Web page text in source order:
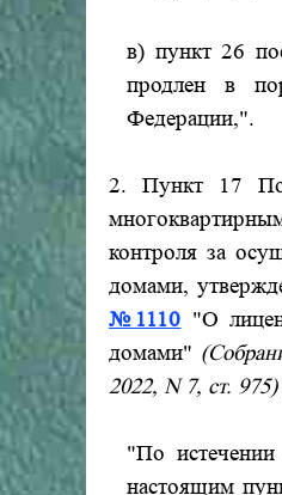
в) пункт 26
продлен в
Федерации,".
2. Пункт 17
контроля за
домами,
№1110 "О
домами"
2022, N 7, ст. 975)
"По истечении
настоящим